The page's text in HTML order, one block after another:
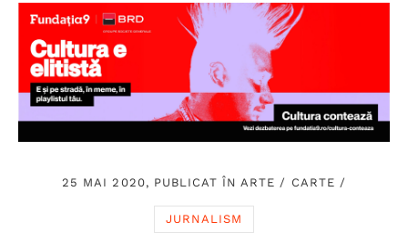
25 MAI 2020, PUBLICAT ÎN ARTE / CARTE /
JURNALISM